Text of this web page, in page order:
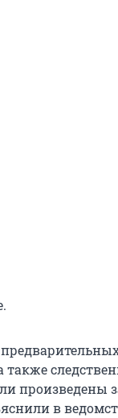
произведены
в